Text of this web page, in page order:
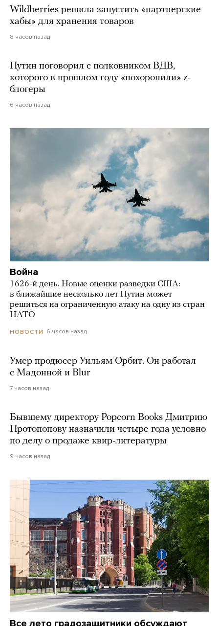
Wildberries решила запустить «партнерские
хабы» для хранения товаров
8 часов назад
Путин поговорил с полковником ВДВ,
которого в прошлом году «похоронили» z-
блогеры
6 часов назад
Война
1626-й день. Новые оценки разведки США:
в ближайшие несколько лет Путин может
решиться на ограниченную атаку на одну из стран
НАТО
НОВОСТИ 6 часов назад
Умер продюсер Уильям Орбит. Он работал
с Мадонной и Blur
7 часов назад
Бывшему директору Popcorn Books Дмитрию
Протопопову назначили четыре года условно
по делу о продаже квир-литературы
9 часов назад
Все лето градозащитники обсуждают